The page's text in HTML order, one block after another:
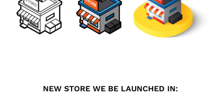
NEW STORE WE BE LAUNCHED IN: